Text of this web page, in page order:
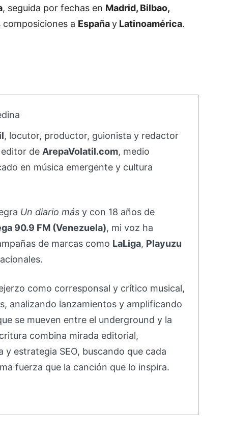
, seguida por fechas en Madrid, Bilbao,
composiciones a Españay Latinoamérica.
, locutor, productor, guionista y redactor
de ArepaVolatil.com, medio
en música emergente y cultura
Un diario másy con 18 años de
90.9 FM (Venezuela), mi voz ha
de marcas como LaLiga, Playuzu
como corresponsal y crítico musical,
analizando lanzamientos y amplificando
se mueven entre el underground y la
combina mirada editorial,
y estrategia SEO, buscando que cada
fuerza que la canción que lo inspira.